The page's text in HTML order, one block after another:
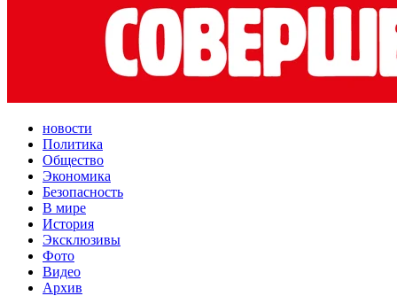
новости
Политика
Общество
Экономика
Безопасность
В мире
История
Эксклюзивы
Фото
Видео
Архив